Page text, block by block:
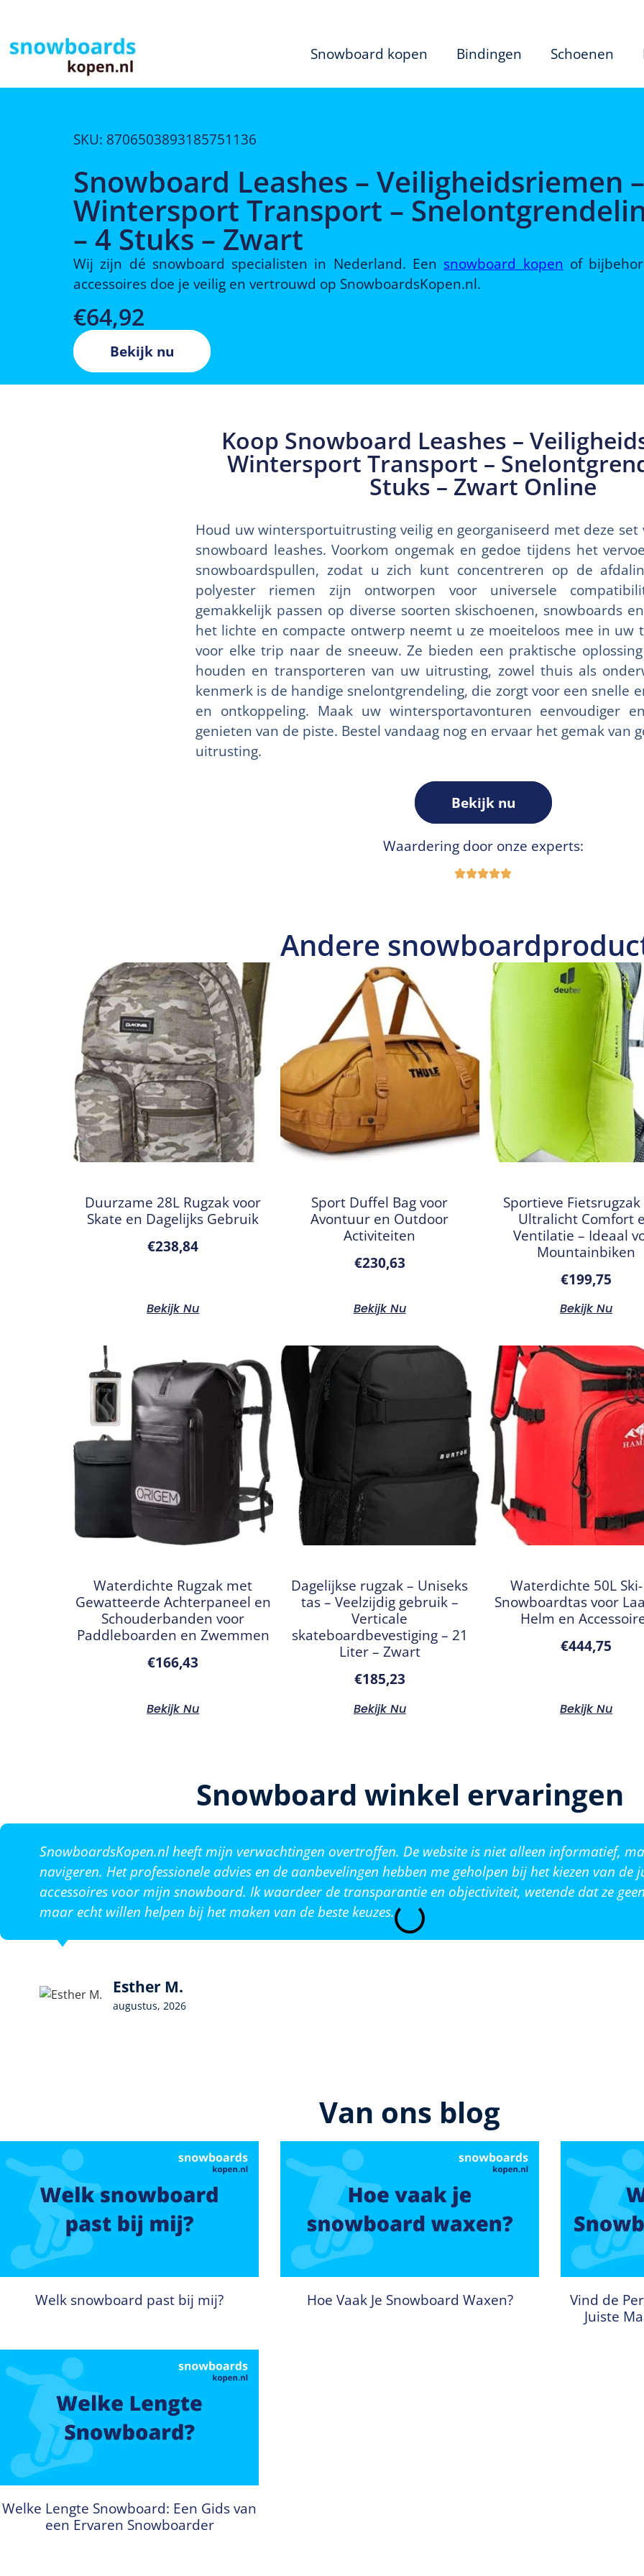
Snowboard kopen Bindingen Schoenen
SKU: 8706503893185751136
Snowboard Leashes – Veiligheidsriemen –
Wintersport Transport –
– 4 Stuks – Zwart
Wij zijn dé snowboard specialisten in Nederland. Een snowboard kopen of
accessoires doe je veilig en vertrouwd op SnowboardsKopen.nl.
€64,92
Bekijk nu
Koop Snowboard Leashes –
Wintersport Transport –
Stuks – Zwart Online
Houd uw wintersportuitrusting veilig en georganiseerd met deze set
snowboard leashes. Voorkom ongemak en gedoe tijdens het
snowboardspullen, zodat u zich kunt concentreren op de
polyester riemen zijn ontworpen voor universele
gemakkelijk passen op diverse soorten skischoenen, snowboards
het lichte en compacte ontwerp neemt u ze moeiteloos mee in uw
voor elke trip naar de sneeuw. Ze bieden een praktische
houden en transporteren van uw uitrusting, zowel thuis als
kenmerk is de handige snelontgrendeling, die zorgt voor een snelle
en ontkoppeling. Maak uw wintersportavonturen eenvoudiger
genieten van de piste. Bestel vandaag nog en ervaar het gemak van
uitrusting.
Bekijk nu
Waardering door onze experts:
Andere
Duurzame 28L Rugzak voor
Skate en Dagelijks Gebruik
€238,84
Bekijk Nu
Sport Duffel Bag voor
Avontuur en Outdoor
Activiteiten
€230,63
Bekijk Nu
Sportieve
Ultralicht Comfort
Ventilatie – Ideaal
Mountainbiken
€199,75
Bekijk Nu
Waterdichte Rugzak met
Gewatteerde Achterpaneel en
Schouderbanden voor
Paddleboarden en Zwemmen
€166,43
Bekijk Nu
Dagelijkse rugzak – Uniseks
tas – Veelzijdig gebruik –
Verticale
skateboardbevestiging – 21
Liter – Zwart
€185,23
Bekijk Nu
Waterdichte 50L
Snowboardtas voor
Helm en
€444,75
Bekijk Nu
Snowboard winkel ervaringen
SnowboardsKopen.nl heeft mijn verwachtingen overtroffen. De website is niet alleen informatief,
navigeren. Het professionele advies en de aanbevelingen hebben me geholpen bij het kiezen van de
accessoires voor mijn snowboard. Ik waardeer de transparantie en objectiviteit, wetende dat ze
maar echt willen helpen bij het maken van de beste keuzes.
Esther M.
augustus, 2026
Van ons blog
Welk snowboard past bij mij? Hoe Vaak Je Snowboard Waxen?
Vind de
Juiste
Welke Lengte Snowboard: Een Gids van
een Ervaren Snowboarder